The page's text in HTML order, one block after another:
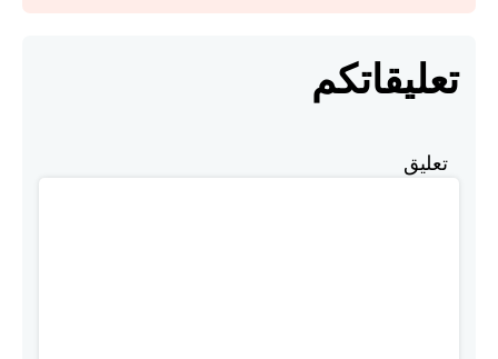
تعليقاتكم
تعليق